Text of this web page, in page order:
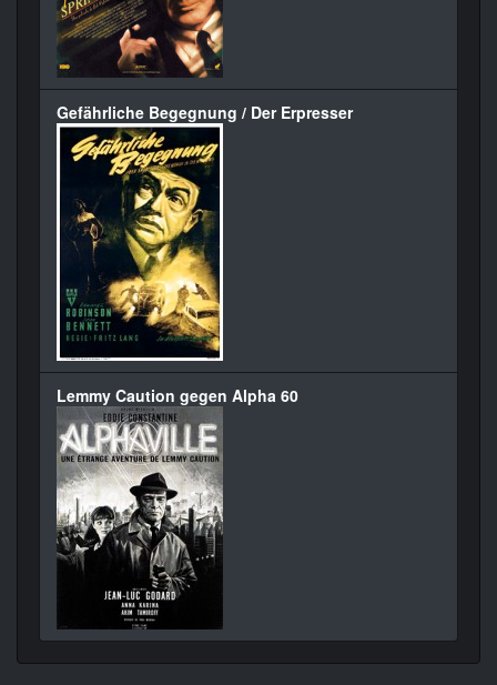
Gefährliche Begegnung / Der Erpresser
Lemmy Caution gegen Alpha 60